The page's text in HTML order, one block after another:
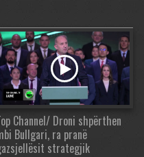
Channel/ Droni shpërthen
Bullgari, ra pranë
strategjik